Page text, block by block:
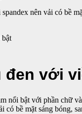
nên vải có bề
bật
với
nổi bật với phần chữ
có bề mặt sáng bóng,